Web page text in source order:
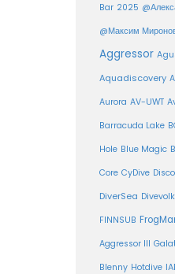
Bar 2025
@Максим
Aggressor
Aquadiscovery
Aurora AV-UWT
Barracuda Lake
Hole Blue Magic
Core CyDive
DiverSea Divevolk
FINNSUB
Aggressor III
Blenny Hotdive